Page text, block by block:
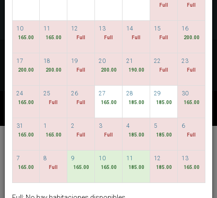
Descubra nuestras tarifas más bajas
FECHAS FLEXIBLES
Hotel Bencoolen @
Hong Kong Street
español SGD
Full Full
10
165.00
11
165.00
12
Full
13
Full
14
Full
15
Full
16
200.00
17
200.00
18
200.00
19
Full
20
200.00
21
190.00
22
Full
23
Full
24
165.00
25
Full
26
Full
27
165.00
28
185.00
29
185.00
30
165.00
31
165.00
1
165.00
2
Full
3
Full
4
185.00
5
185.00
6
Full
7
165.00
8
Full
9
165.00
10
165.00
11
185.00
12
185.00
13
165.00